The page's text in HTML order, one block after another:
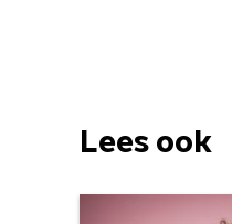
Lees ook